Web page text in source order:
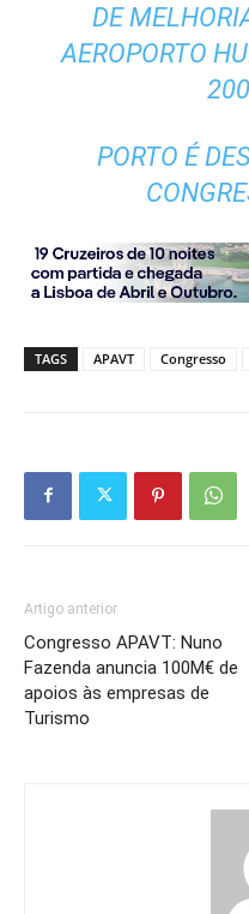
DE
AEROPORTO
PORTO É
TAGS APAVT Congresso
Artigo anterior
Congresso APAVT: Nuno
Fazenda anuncia 100M€ de
apoios às empresas de
Turismo